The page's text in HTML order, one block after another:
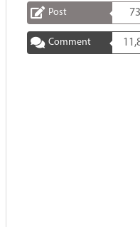
Post
Comment